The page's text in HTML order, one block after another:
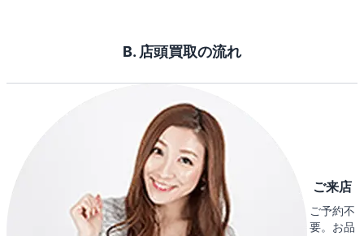
B. 店頭買取の流れ
ご来店
ご予約不
要。お品